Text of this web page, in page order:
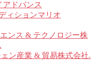
アドバンス
ィションマリオ
ンス & テクノロジー株
ェン産業 & 貿易株式会社.